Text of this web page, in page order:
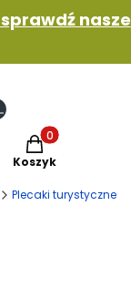
sprawdź nasze
Produkty w
Koszyk
Plecaki turystyczne